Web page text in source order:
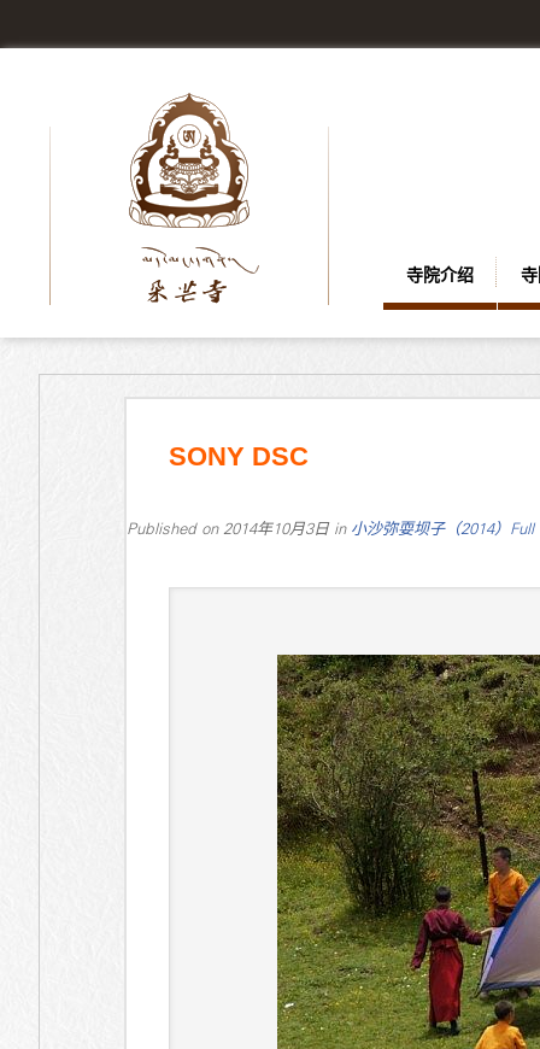
寺院介绍
SONY DSC
Published on 2014年10月3日in 小沙弥耍坝子（2014） Full